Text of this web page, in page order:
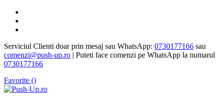
Serviciul Clienti doar prin mesaj sau WhatsApp: 0730177166 sau
comenzi@push-up.ro | Puteti face comenzi pe WhatsApp la numarul
0730177166
Favorite ()